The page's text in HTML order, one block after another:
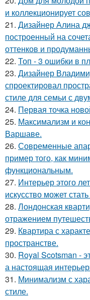
и коллекционирует
21. Дизайнер Алина
построенный на
оттенков и
22. Топ - 3 ошибки в
23. Дизайнер
спроектировал
стиле для семьи с
24. Первая точка
25. Максимализм и
Варшаве.
26. Современные
пример того, как
функциональным.
27. Интерьер этого
искусство может
28. Лондонская
отражением
29. Квартира с
пространстве.
30. Royal Scotsman -
а настоящая
31. Минимализм с
стиле.